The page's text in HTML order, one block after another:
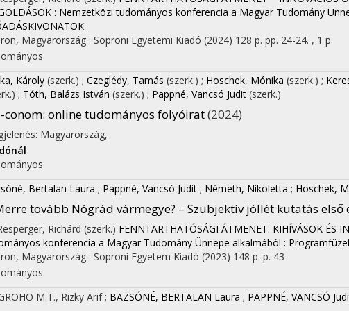
: Nemzetközi tudományos konferencia a Magyar Tudomány
Magyarország : Soproni Egyetemi Kiadó (2024) 128 p. pp. 24-24. , 1 p.
Károly (szerk.) ; Czeglédy, Tamás (szerk.) ; Hoschek, Mónika (szerk.) ;
; Tóth, Balázs István (szerk.) ; Pappné, Vancsó Judit (szerk.)
conom: online tudományos folyóirat(2024)
Magyarország,
Bertalan Laura ; Pappné, Vancsó Judit ; Németh, Nikoletta ; Hoschek,
tovább Nógrád vármegye? – Szubjektív jóllét kutatás első
Richárd (szerk.) FENNTARTHATÓSÁGI ÁTMENET: KIHÍVÁSOK ÉS
konferencia a Magyar Tudomány Ünnepe alkalmából :
Magyarország : Soproni Egyetem Kiadó (2023) 148 p. p. 43
M.T., Rizky Arif ; BAZSÓNÉ, BERTALAN Laura ; PAPPNÉ, VANCSÓ